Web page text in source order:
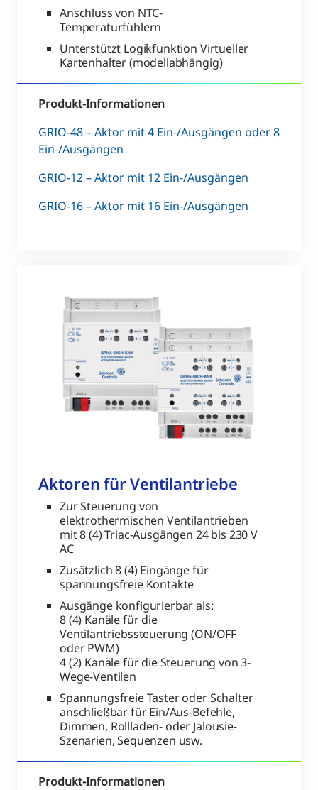
Anschluss von NTC-
Temperaturfühlern
Unterstützt Logikfunktion Virtueller
Kartenhalter (modellabhängig)
Produkt-Informationen
GRIO-48 – Aktor mit 4 Ein-/Ausgängen oder 8
Ein-/Ausgängen
GRIO-12 – Aktor mit 12 Ein-/Ausgängen
GRIO-16 – Aktor mit 16 Ein-/Ausgängen
Aktoren für Ventilantriebe
Zur Steuerung von
elektrothermischen Ventilantrieben
mit 8 (4) Triac-Ausgängen 24 bis 230 V
AC
Zusätzlich 8 (4) Eingänge für
spannungsfreie Kontakte
Ausgänge konfigurierbar als:
8 (4) Kanäle für die
Ventilantriebssteuerung (ON/OFF
oder PWM)
4 (2) Kanäle für die Steuerung von 3-
Wege-Ventilen
Spannungsfreie Taster oder Schalter
anschließbar für Ein/Aus-Befehle,
Dimmen, Rollladen- oder Jalousie-
Szenarien, Sequenzen usw.
Produkt-Informationen